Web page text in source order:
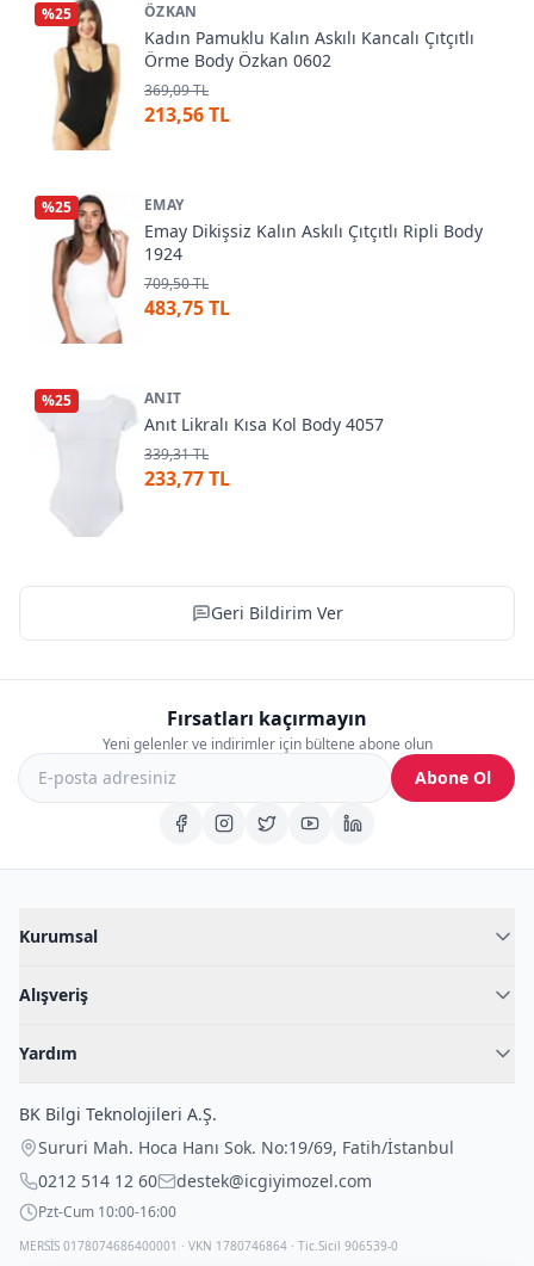
%25 ÖZKAN
Kadın Pamuklu Kalın Askılı Kancalı Çıtçıtlı
Örme Body Özkan 0602
369,09 TL
213,56 TL
%25 EMAY
Emay Dikişsiz Kalın Askılı Çıtçıtlı Ripli Body
1924
709,50 TL
483,75 TL
%25 ANIT
Anıt Likralı Kısa Kol Body 4057
339,31 TL
233,77 TL
Geri Bildirim Ver
Fırsatları kaçırmayın
Yeni gelenler ve indirimler için bültene abone olun
Abone Ol
Kurumsal
Blog
İç Giyim Rehberi
Alışveriş
Fantazi İç Giyim
Çocuk İç Giyim
Outlet Fırsatları
Yardım
İade Politikası
Gizli Paketleme
BK Bilgi Teknolojileri A.Ş.
Sururi Mah. Hoca Hanı Sok. No:19/69, Fatih/İstanbul
0212 514 12 60
destek@icgiyimozel.com
Pzt-Cum 10:00-16:00
MERSİS 0178074686400001 · VKN 1780746864 · Tic.Sicil 906539-0